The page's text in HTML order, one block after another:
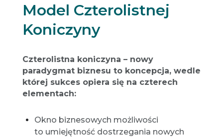
Model Czterolistnej
Koniczyny
Czterolistna koniczyna – nowy
paradygmat biznesu to koncepcja, wedle
której sukces opiera się na czterech
elementach:
Okno biznesowych możliwości
to umiejętność dostrzegania nowych